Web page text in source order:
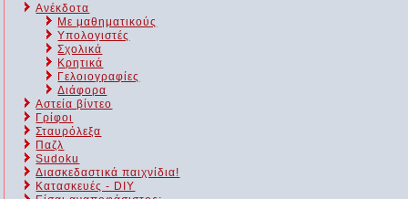
Ανέκδοτα
Με μαθηματικούς
Υπολογιστές
Σχολικά
Κρητικά
Γελοιογραφίες
Διάφορα
Αστεία βίντεο
Γρίφοι
Σταυρόλεξα
Παζλ
Sudoku
Διασκεδαστικά παιχνίδια!
Κατασκευές - DIY